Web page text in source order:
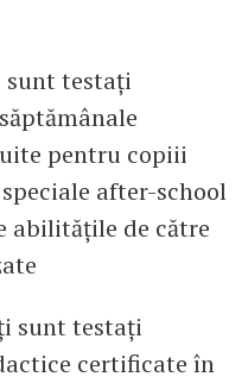
testați
pentru copiii
after-school
abilitățile de către
sunt testați
certificate în